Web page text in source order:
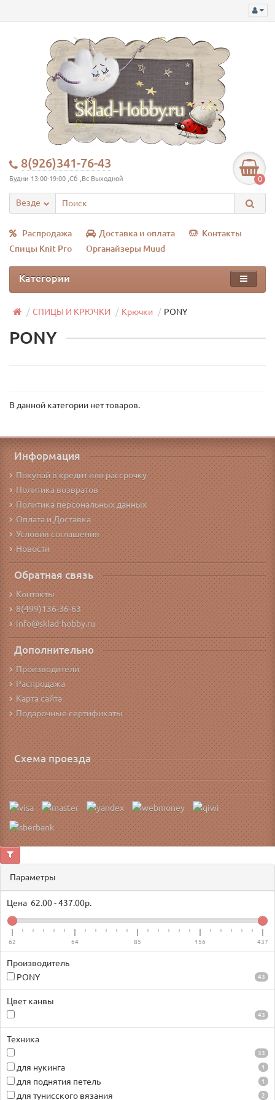
8(926)341-76-43
Будни 13:00-19:00 ,Сб ,Вс Выходной 0
Везде
Распродажа Доставка и оплата
Контакты
Спицы Knit Pro
Органайзеры Muud
Категории
СПИЦЫ И КРЮЧКИ Крючки PONY
PONY
В данной категории нет товаров.
Информация
Покупай в кредит или рассрочку
Политика возвратов
Политика персональных данных
Оплата и Доставка
Условия соглашения
Новости
Обратная связь
Контакты
8(499)136-36-63
info@sklad-hobby.ru
Дополнительно
Производители
Распродажа
Карта сайта
Подарочные сертификаты
Схема проезда
Параметры
Цена 62.00-437.00р.
62 64 85 156 437
Производитель
PONY
43
Цвет канвы
43
Техника
33
для нукинга 1
для поднятия петель 1
для тунисского вязания 2